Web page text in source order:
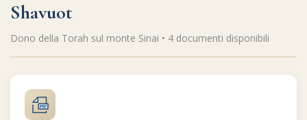
Shavuot
Dono della Torah sul monte Sinai • 4 documenti disponibili